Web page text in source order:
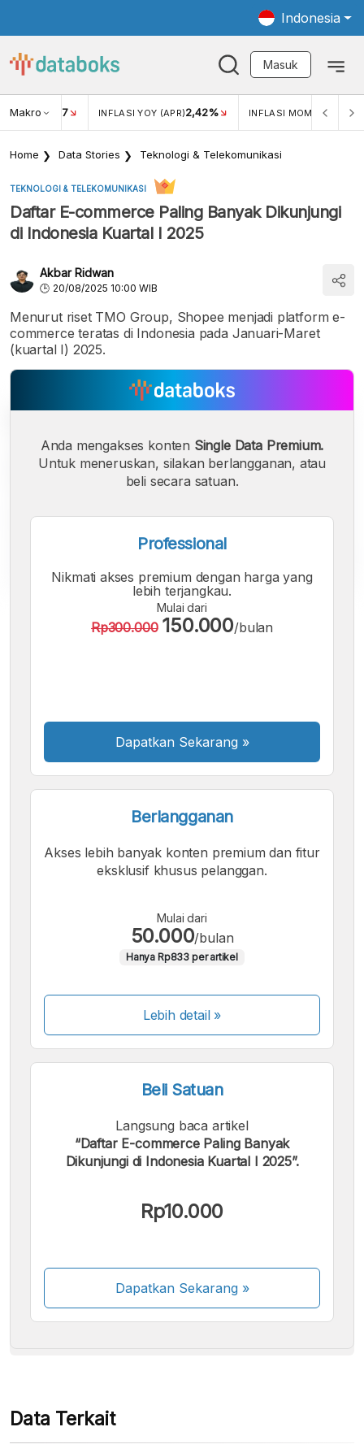
Indonesia
Masuk
Makro
USD/IDR 17 INFLASI YOY (APR)2,42% INFLASI MOM (MAR)
Home Data Stories Teknologi & Telekomunikasi
TEKNOLOGI & TELEKOMUNIKASI
Daftar E-commerce Paling Banyak Dikunjungi
di Indonesia Kuartal I 2025
Akbar Ridwan
20/08/2025 10:00 WIB
Menurut riset TMO Group, Shopee menjadi platform e-
commerce teratas di Indonesia pada Januari-Maret
(kuartal I) 2025.
Font
A
Font
A
Font
Anda mengakses konten Single Data Premium.
Untuk meneruskan, silakan berlangganan, atau
beli secara satuan.
Professional
Nikmati akses premium dengan harga yang
lebih terjangkau.
Mulai dari
Rp300.000 150.000/bulan
Dapatkan Sekarang »
Berlangganan
Akses lebih banyak konten premium dan fitur
eksklusif khusus pelanggan.
Mulai dari
50.000/bulan
Hanya Rp833 per artikel
Lebih detail »
Beli Satuan
Langsung baca artikel
“Daftar E-commerce Paling Banyak
Dikunjungi di Indonesia Kuartal I 2025”.
Rp10.000
Dapatkan Sekarang»
Beberapa metode pembayaran masih dalam
Data Terkait